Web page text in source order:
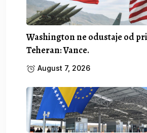
Washington ne odustaje od
Teheran: Vance.
August 7, 2026